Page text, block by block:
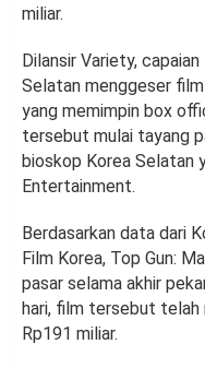
miliar.
Dilansir Variety,
Selatan menggeser
yang memimpin box
tersebut mulai tayang
bioskop Korea Selatan
Entertainment.
Berdasarkan data dari
Film Korea, Top Gun:
pasar selama akhir
hari, film tersebut telah
Rp191 miliar.